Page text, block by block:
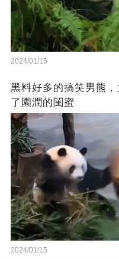
2024/01/15
黑料好多的搞笑男熊
了園潤的閨蜜
2024/01/15